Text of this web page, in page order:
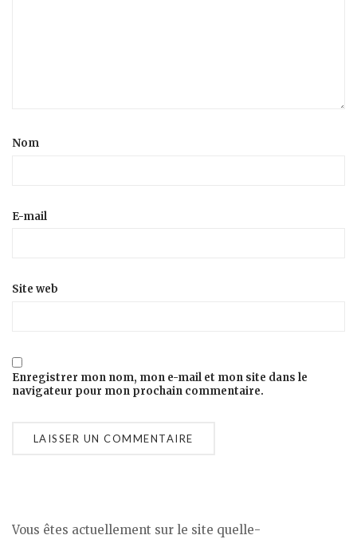
Nom
E-mail
Site web
Enregistrer mon nom, mon e-mail et mon site dans le
navigateur pour mon prochain commentaire.
Vous êtes actuellement sur le site quelle-